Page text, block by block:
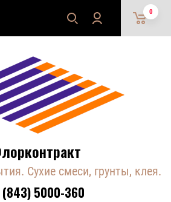
0
Сухие смеси, грунты, клея.
(843) 5000-360